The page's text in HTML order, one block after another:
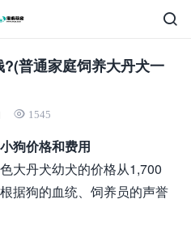
普通家庭饲养大丹犬一
1545
狗价格和费用
大丹犬幼犬的价格从1,700
据狗的血统、饲养员的声誉